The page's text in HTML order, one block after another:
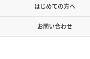
はじめての方へ
お問い合わせ